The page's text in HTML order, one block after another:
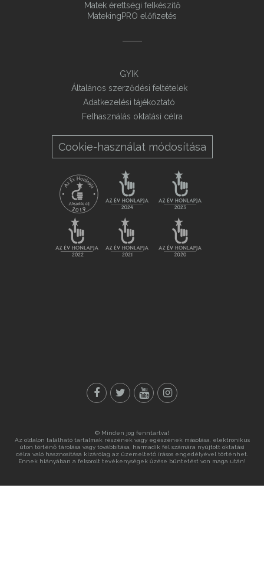
Matek érettségi felkészítő
MatekingPRO előfizetés
GYIK
Általános szerződési feltételek
Adatkezelési tájékoztató
Felhasználás oktatási célra
Cookie-használat módosítása
© Minden jog fenntartva!
Az oldalon található tartalmak részének vagy egészének másolása, elektronikus
úton történő tárolása vagy továbbítása, harmadik fél számára nyújtott oktatási
célra való hasznosítása kizárólag az üzemeltető írásos engedélyével történhet.
Ennek hiányában a felsorolt tevékenységek űzése büntetést von maga után!